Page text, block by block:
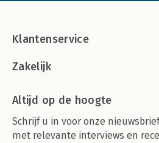
Klantenservice
Zakelijk
Altijd op de hoogte
Schrijf u in voor onze
met relevante interviews en